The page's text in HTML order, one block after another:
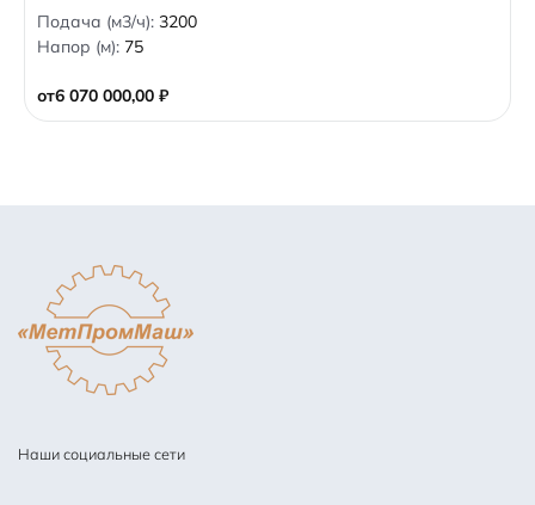
от6 070 000,00 ₽
0
o
u
f
5
Подача (м3/ч): 3200
Напор (м): 75
Наши социальные сети